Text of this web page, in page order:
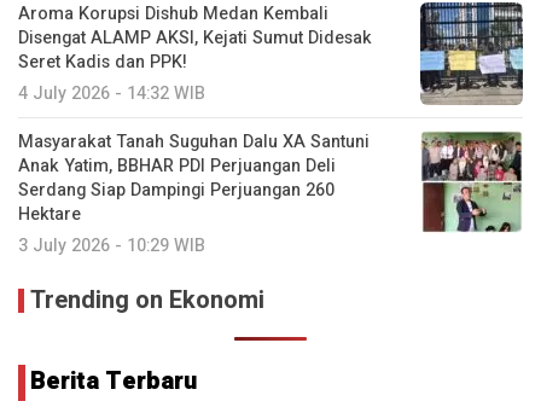
Aroma Korupsi Dishub Medan Kembali
Disengat ALAMP AKSI, Kejati Sumut Didesak
Seret Kadis dan PPK!
4 July 2026 - 14:32 WIB
Masyarakat Tanah Suguhan Dalu XA Santuni
Anak Yatim, BBHAR PDI Perjuangan Deli
Serdang Siap Dampingi Perjuangan 260
Hektare
3 July 2026 - 10:29 WIB
Trending on Ekonomi
Berita Terbaru